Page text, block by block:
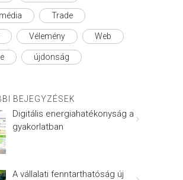
Trade
Vélemény Web
újdonság
BEJEGYZÉSEK
Digitális energiahatékonyság a
gyakorlatban
A vállalati fenntarthatóság új